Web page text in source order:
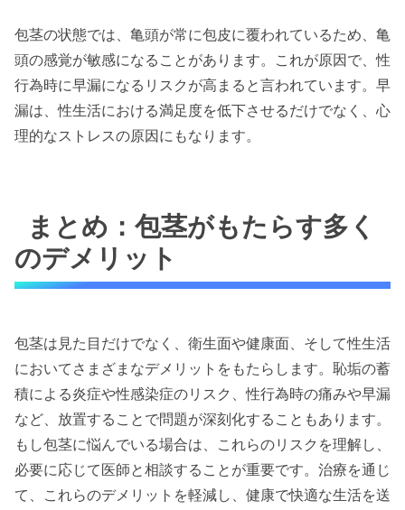
包茎の状態では、亀頭が常に包皮に覆われているため、亀
頭の感覚が敏感になることがあります。これが原因で、性
行為時に早漏になるリスクが高まると言われています。早
漏は、性生活における満足度を低下させるだけでなく、心
理的なストレスの原因にもなります。
まとめ：包茎がもたらす多く
のデメリット
包茎は見た目だけでなく、衛生面や健康面、そして性生活
においてさまざまなデメリットをもたらします。恥垢の蓄
積による炎症や性感染症のリスク、性行為時の痛みや早漏
など、放置することで問題が深刻化することもあります。
もし包茎に悩んでいる場合は、これらのリスクを理解し、
必要に応じて医師と相談することが重要です。治療を通じ
て、これらのデメリットを軽減し、健康で快適な生活を送